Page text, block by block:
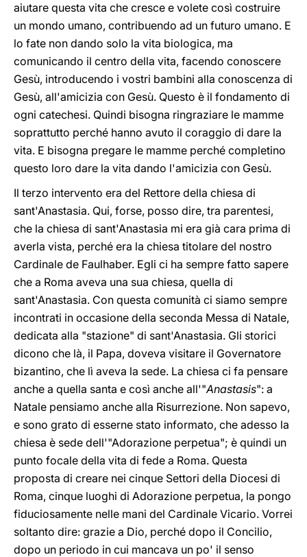
aiutare questa vita che cresce e volete così costruire
un mondo umano, contribuendo ad un futuro umano. E
lo fate non dando solo la vita biologica, ma
comunicando il centro della vita, facendo conoscere
Gesù, introducendo i vostri bambini alla conoscenza di
Gesù, all'amicizia con Gesù. Questo è il fondamento di
ogni catechesi. Quindi bisogna ringraziare le mamme
soprattutto perché hanno avuto il coraggio di dare la
vita. E bisogna pregare le mamme perché completino
questo loro dare la vita dando l'amicizia con Gesù.
Il terzo intervento era del Rettore della chiesa di
sant'Anastasia. Qui, forse, posso dire, tra parentesi,
che la chiesa di sant'Anastasia mi era già cara prima di
averla vista, perché era la chiesa titolare del nostro
Cardinale de Faulhaber. Egli ci ha sempre fatto sapere
che a Roma aveva una sua chiesa, quella di
sant'Anastasia. Con questa comunità ci siamo sempre
incontrati in occasione della seconda Messa di Natale,
dedicata alla "stazione" di sant'Anastasia. Gli storici
dicono che là, il Papa, doveva visitare il Governatore
bizantino, che lì aveva la sede. La chiesa ci fa pensare
anche a quella santa e così anche all'"Anastasis": a
Natale pensiamo anche alla Risurrezione. Non sapevo,
e sono grato di esserne stato informato, che adesso la
chiesa è sede dell'"Adorazione perpetua"; è quindi un
punto focale della vita di fede a Roma. Questa
proposta di creare nei cinque Settori della Diocesi di
Roma, cinque luoghi di Adorazione perpetua, la pongo
fiduciosamente nelle mani del Cardinale Vicario. Vorrei
soltanto dire: grazie a Dio, perché dopo il Concilio,
dopo un periodo in cui mancava un po' il senso